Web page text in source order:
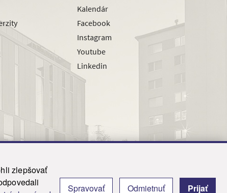
zlepšovať
Spravovať Odmietnuť Prijať
Kalendár
Facebook
Instagram
Youtube
Linkedin
Admin